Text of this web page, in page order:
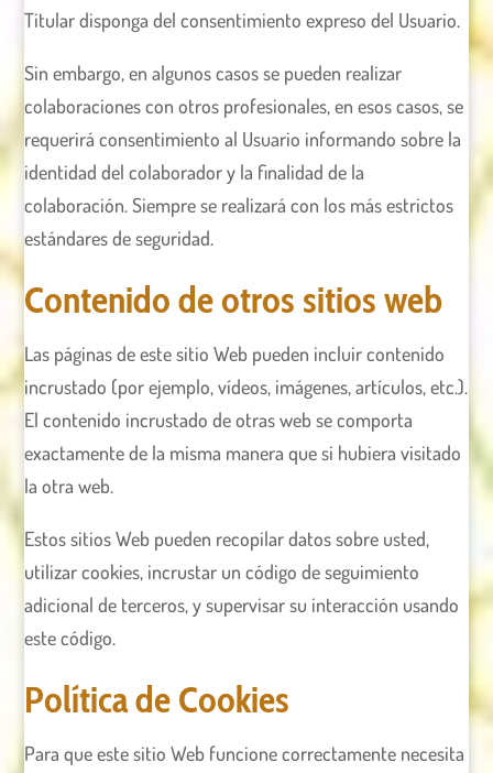
Titular disponga del consentimiento expreso del Usuario.
Sin embargo, en algunos casos se pueden realizar
colaboraciones con otros profesionales, en esos casos, se
requerirá consentimiento al Usuario informando sobre la
identidad del colaborador y la finalidad de la
colaboración. Siempre se realizará con los más estrictos
estándares de seguridad.
Contenido de otros sitios web
Las páginas de este sitio Web pueden incluir contenido
incrustado (por ejemplo, vídeos, imágenes, artículos, etc.).
El contenido incrustado de otras web se comporta
exactamente de la misma manera que si hubiera visitado
la otra web.
Estos sitios Web pueden recopilar datos sobre usted,
utilizar cookies, incrustar un código de seguimiento
adicional de terceros, y supervisar su interacción usando
este código.
Política de Cookies
Para que este sitio Web funcione correctamente necesita